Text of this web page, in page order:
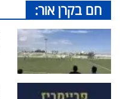
חם בקרן אור: